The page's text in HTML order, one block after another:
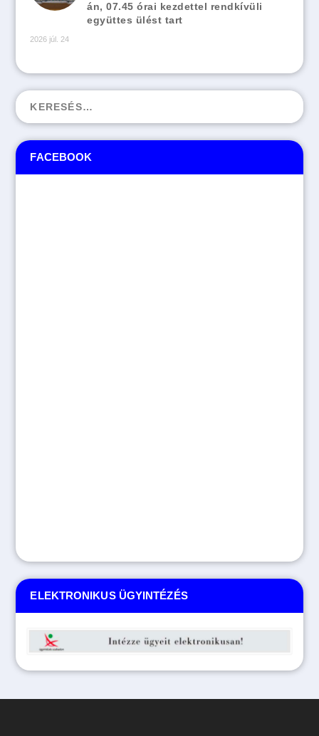
ELEKTRONIKUS ÜGYINTÉZÉS
FACEBOOK
án, 07.45 órai kezdettel rendkívüli
együttes ülést tart
2026 júl. 24